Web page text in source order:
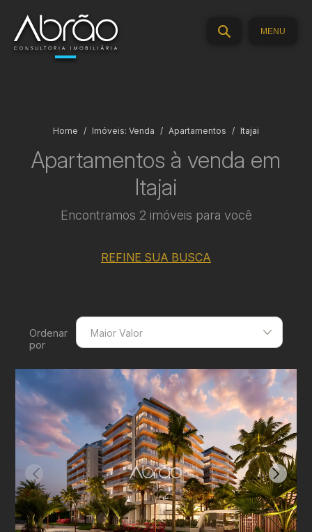
MENU
Home Imóveis: Venda Apartamentos Itajai
Apartamentos à venda em
Itajai
Encontramos 2 imóveis para você
REFINE SUA BUSCA
Ordenar
por
Maior Valor
Maior Valor
Menor Área
Maior Área
Recentes